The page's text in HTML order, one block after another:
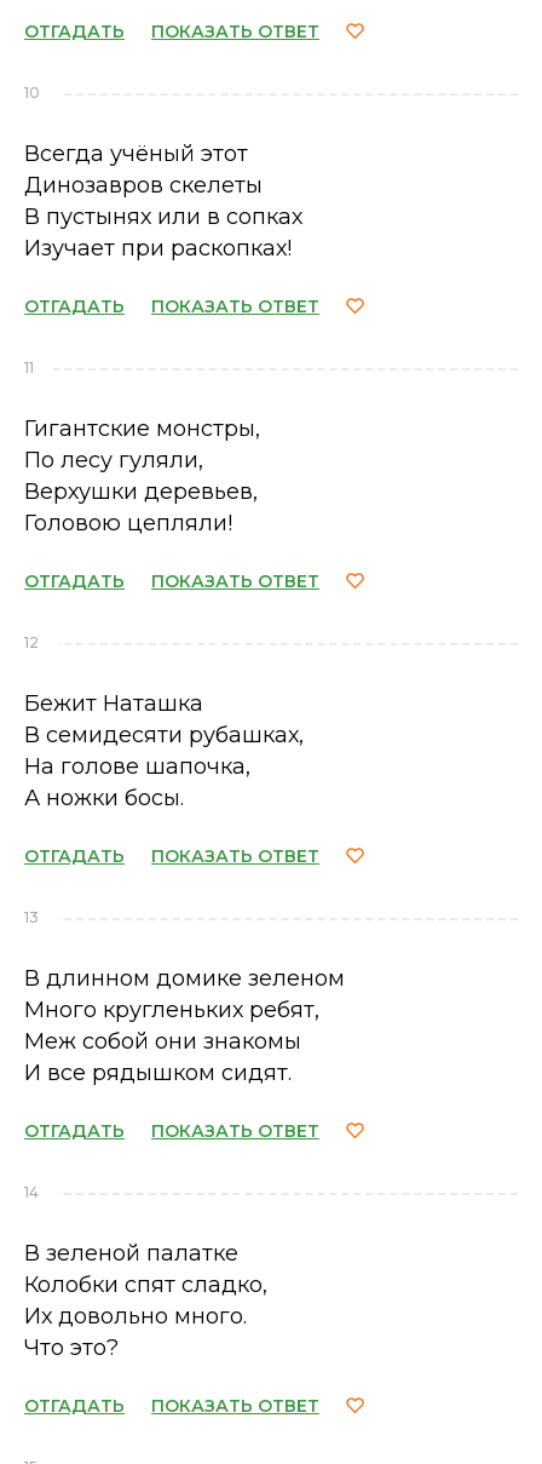
ОТГАДАТЬ ПОКАЗАТЬ ОТВЕТ
10
Всегда учёный этот
Динозавров скелеты
В пустынях или в сопках
Изучает при раскопках!
ОТГАДАТЬ ПОКАЗАТЬ ОТВЕТ
11
Гигантские монстры,
По лесу гуляли,
Верхушки деревьев,
Головою цепляли!
ОТГАДАТЬ ПОКАЗАТЬ ОТВЕТ
12
Бежит Наташка
В семидесяти рубашках,
На голове шапочка,
А ножки босы.
ОТГАДАТЬ ПОКАЗАТЬ ОТВЕТ
13
В длинном домике зеленом
Много кругленьких ребят,
Меж собой они знакомы
И все рядышком сидят.
ОТГАДАТЬ ПОКАЗАТЬ ОТВЕТ
14
В зеленой палатке
Колобки спят сладко,
Их довольно много.
Что это?
ОТГАДАТЬ ПОКАЗАТЬ ОТВЕТ